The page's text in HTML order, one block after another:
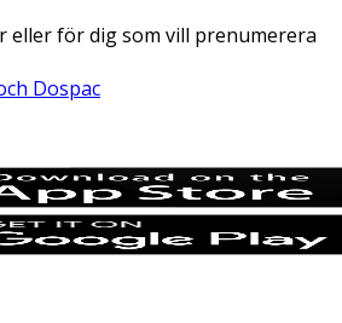
eller för dig som vill prenumerera
Dospac